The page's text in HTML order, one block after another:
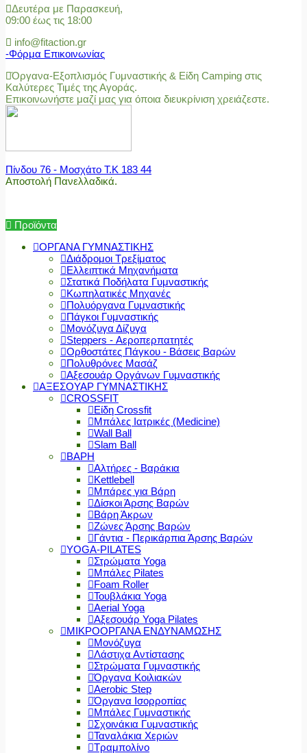
Δευτέρα με Παρασκευή,
09:00 έως τις 18:00
info@fitaction.gr
-Φόρμα Επικοινωνίας
Όργανα-Εξοπλισμός Γυμναστικής & Είδη Camping στις
Καλύτερες Τιμές της Αγοράς.
Επικοινωνήστε μαζί μας για όποια διευκρίνιση χρειάζεστε.
Πίνδου 76 - Μοσχάτο Τ.Κ 183 44
Αποστολή Πανελλαδικά.
Προϊόντα
ΟΡΓΑΝΑ ΓΥΜΝΑΣΤΙΚΗΣ
Διάδρομοι Τρεξίματος
Ελλειπτικά Μηχανήματα
Στατικά Ποδήλατα Γυμναστικής
Κωπηλατικές Μηχανές
Πολυόργανα Γυμναστικής
Πάγκοι Γυμναστικής
Μονόζυγα Δίζυγα
Steppers - Αεροπερπατητές
Ορθοστάτες Πάγκου - Βάσεις Βαρών
Πολυθρόνες Μασάζ
Αξεσουάρ Οργάνων Γυμναστικής
ΑΞΕΣΟΥΑΡ ΓΥΜΝΑΣΤΙΚΗΣ
CROSSFIT
Είδη Crossfit
Μπάλες Ιατρικές (Medicine)
Wall Ball
Slam Ball
ΒΑΡΗ
Αλτήρες - Βαράκια
Kettlebell
Μπάρες για Βάρη
Δίσκοι Άρσης Βαρών
Βάρη Άκρων
Ζώνες Άρσης Βαρών
Γάντια - Περικάρπια Άρσης Βαρών
YOGA-PILATES
Στρώματα Yoga
Μπάλες Pilates
Foam Roller
Τουβλάκια Yoga
Aerial Yoga
Αξεσουάρ Yoga Pilates
ΜΙΚΡΟΟΡΓΑΝΑ ΕΝΔΥΝΑΜΩΣΗΣ
Μονόζυγα
Λάστιχα Αντίστασης
Στρώματα Γυμναστικής
Όργανα Κοιλιακών
Aerobic Step
Όργανα Ισορροπίας
Μπάλες Γυμναστικής
Σχοινάκια Γυμναστικής
Ταναλάκια Χεριών
Τραμπολίνο